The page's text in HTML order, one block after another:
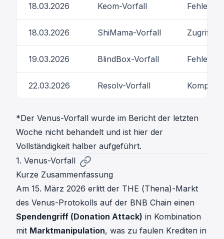
18.03.2026 Keom-Vorfall Fehler in
18.03.2026 ShiMama-Vorfall
19.03.2026 BlindBox-Vorfall Fehler in
22.03.2026 Resolv-Vorfall
*Der Venus-Vorfall wurde im Bericht der letzten
Woche nicht behandelt und ist hier der
Vollständigkeit halber aufgeführt.
1. Venus-Vorfall
Kurze Zusammenfassung
Am 15. März 2026 erlitt der THE (Thena)-Markt
des Venus-Protokolls auf der BNB Chain einen
Spendengriff (Donation Attack) in Kombination
mit Marktmanipulation, was zu faulen Krediten in